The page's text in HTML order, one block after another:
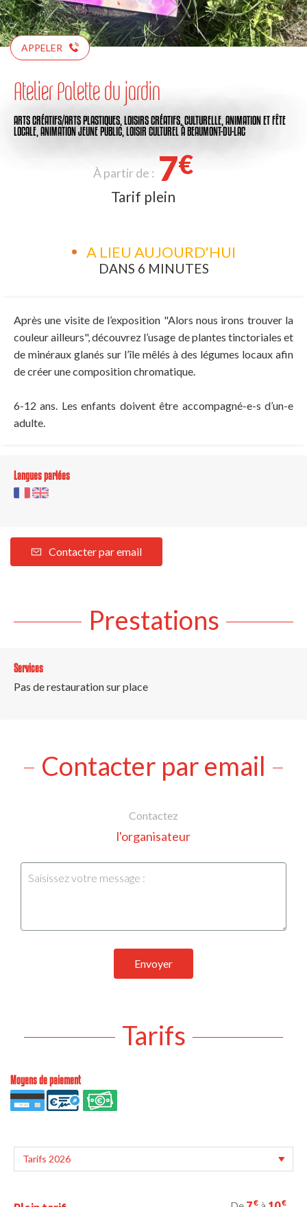
APPELER
Atelier Palette du jardin
ARTS CRÉATIFS/ARTS PLASTIQUES, LOISIRS CRÉATIFS, CULTURELLE, ANIMATION ET FÊTE
LOCALE, ANIMATION JEUNE PUBLIC, LOISIR CULTUREL À BEAUMONT-DU-LAC
À partir de : 7€
Tarif plein
A LIEU AUJOURD'HUI
DANS 6 MINUTES
Après une visite de l’exposition "Alors nous irons trouver la
couleur ailleurs", découvrez l’usage de plantes tinctoriales et
de minéraux glanés sur l’île mêlés à des légumes locaux afin
de créer une composition chromatique.
6-12 ans. Les enfants doivent être accompagné-e-s d’un-e
adulte.
Langues parlées
Contacter par email
Prestations
Services
Pas de restauration sur place
Contacter par email
Contactez
l'organisateur
Envoyer
Tarifs
Moyens de paiement
€ €